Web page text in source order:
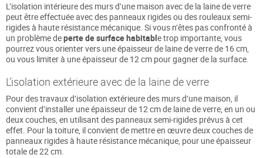
L’isolation intérieure des murs d’une maison avec de la laine de verre
peut être effectuée avec des panneaux rigides ou des rouleaux semi-
rigides à haute résistance mécanique. Si vous n’êtes pas confronté à
un problème deperte de surface habitable trop importante, vous
pourrez vous orienter vers une épaisseur de laine de verre de 16 cm,
ou vous limiter à une épaisseur de 12 cm pour gagner de la surface.
L’isolation extérieure avec de la laine de verre
Pour des travaux d’isolation extérieure des murs d’une maison, il
convient d’installer une épaisseur de 12 cm de laine de verre, en un ou
deux couches, en utilisant des panneaux semi-rigides prévus à cet
effet. Pour la toiture, il convient de mettre en œuvre deux couches de
panneaux rigides à haute résistance mécanique, pour une épaisseur
totale de 22 cm.